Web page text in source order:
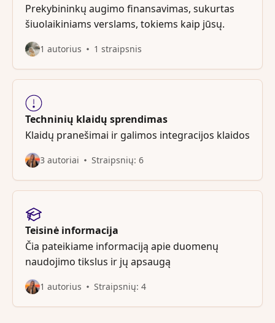
Prekybininkų augimo finansavimas, sukurtas
šiuolaikiniams verslams, tokiems kaip jūsų.
1 autorius 1 straipsnis
Techninių klaidų sprendimas
Klaidų pranešimai ir galimos integracijos klaidos
3 autoriai Straipsnių: 6
Teisinė informacija
Čia pateikiame informaciją apie duomenų
naudojimo tikslus ir jų apsaugą
1 autorius Straipsnių: 4